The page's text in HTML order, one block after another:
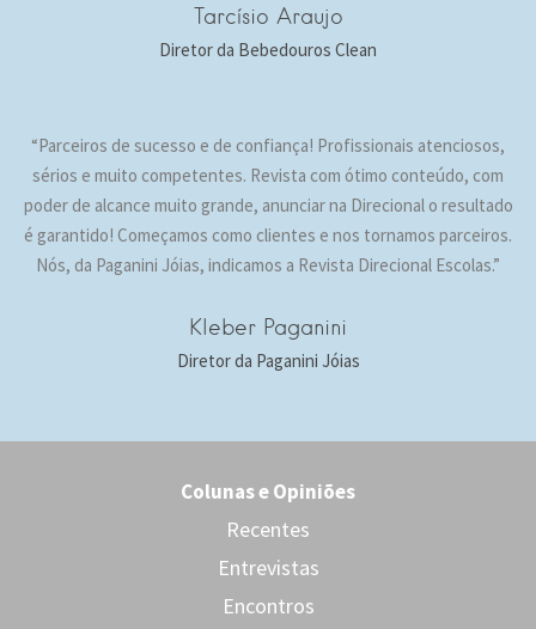
Tarcísio Araujo
Diretor da Bebedouros Clean
“Parceiros de sucesso e de confiança! Profissionais atenciosos,
sérios e muito competentes. Revista com ótimo conteúdo, com
poder de alcance muito grande, anunciar na Direcional o resultado
é garantido! Começamos como clientes e nos tornamos parceiros.
Nós, da Paganini Jóias, indicamos a Revista Direcional Escolas.”
Kleber Paganini
Diretor da Paganini Jóias
Colunas e Opiniões
Recentes
Entrevistas
Encontros